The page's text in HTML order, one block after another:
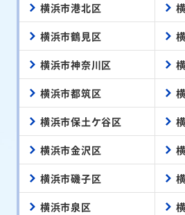
横浜市港北区
横浜市鶴見区
横浜市神奈川区
横浜市都筑区
横浜市保土ケ谷区
横浜市金沢区
横浜市磯子区
横浜市泉区